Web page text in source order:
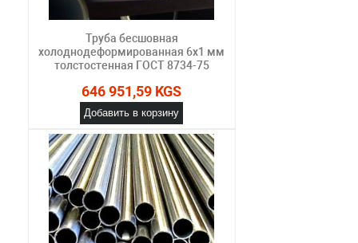
Труба бесшовная
холоднодеформированная 6х1 мм
толстостенная ГОСТ 8734-75
646 951,59 KGS
Добавить в корзину